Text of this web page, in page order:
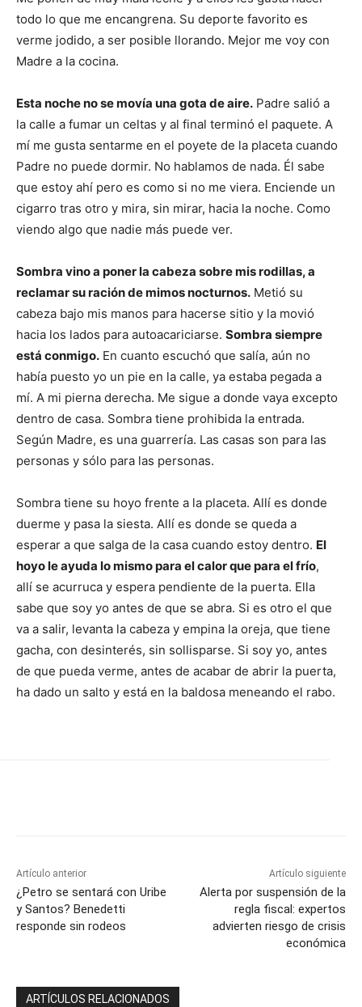
todo lo que me encangrena. Su deporte favorito es
verme jodido, a ser posible llorando. Mejor me voy con
Madre a la cocina.
Esta noche no se movía una gota de aire. Padre salió a
la calle a fumar un celtas y al final terminó el paquete. A
mí me gusta sentarme en el poyete de la placeta cuando
Padre no puede dormir. No hablamos de nada. Él sabe
que estoy ahí pero es como si no me viera. Enciende un
cigarro tras otro y mira, sin mirar, hacia la noche. Como
viendo algo que nadie más puede ver.
Sombra vino a poner la cabeza sobre mis rodillas, a
reclamar su ración de mimos nocturnos. Metió su
cabeza bajo mis manos para hacerse sitio y la movió
hacia los lados para autoacariciarse. Sombra siempre
está conmigo. En cuanto escuchó que salía, aún no
había puesto yo un pie en la calle, ya estaba pegada a
mí. A mi pierna derecha. Me sigue a donde vaya excepto
dentro de casa. Sombra tiene prohibida la entrada.
Según Madre, es una guarrería. Las casas son para las
personas y sólo para las personas.
Sombra tiene su hoyo frente a la placeta. Allí es donde
duerme y pasa la siesta. Allí es donde se queda a
esperar a que salga de la casa cuando estoy dentro. El
hoyo le ayuda lo mismo para el calor que para el frío,
allí se acurruca y espera pendiente de la puerta. Ella
sabe que soy yo antes de que se abra. Si es otro el que
va a salir, levanta la cabeza y empina la oreja, que tiene
gacha, con desinterés, sin sollisparse. Si soy yo, antes
de que pueda verme, antes de acabar de abrir la puerta,
ha dado un salto y está en la baldosa meneando el rabo.
Artículo anterior
¿Petro se sentará con Uribe
y Santos? Benedetti
responde sin rodeos
Artículo siguiente
Alerta por suspensión de la
regla fiscal: expertos
advierten riesgo de crisis
económica
ARTÍCULOS RELACIONADOS